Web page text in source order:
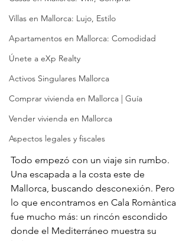
Villas en Mallorca: Lujo, Estilo
Apartamentos en Mallorca: Comodidad
Únete a eXp Realty
Activos Singulares Mallorca
Comprar vivienda en Mallorca | Guía
Vender vivienda en Mallorca
Aspectos legales y fiscales
Todo empezó con un viaje sin rumbo.
Una escapada a la costa este de
Mallorca, buscando desconexión. Pero
lo que encontramos en Cala Romàntica
fue mucho más: un rincón escondido
donde el Mediterráneo muestra su